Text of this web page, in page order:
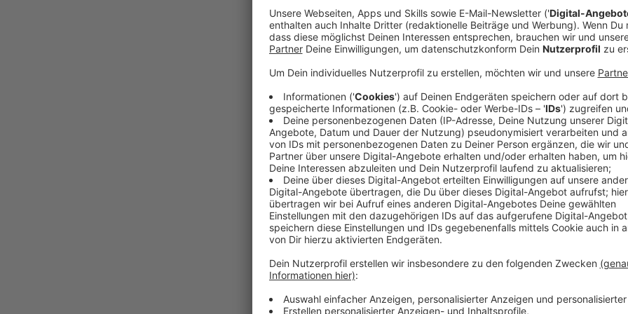
Der Kitchen Club by Nelson
Entenbrust"
Anzeige
Das Rezept: "Gefüllte Entenbrust"
Anzeige
Zutaten:
Salz, Pfeffer aus der Mühle